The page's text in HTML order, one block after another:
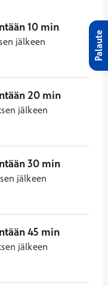
10 min
jälkeen
20 min
jälkeen
30 min
jälkeen
45 min
jälkeen
Palaute